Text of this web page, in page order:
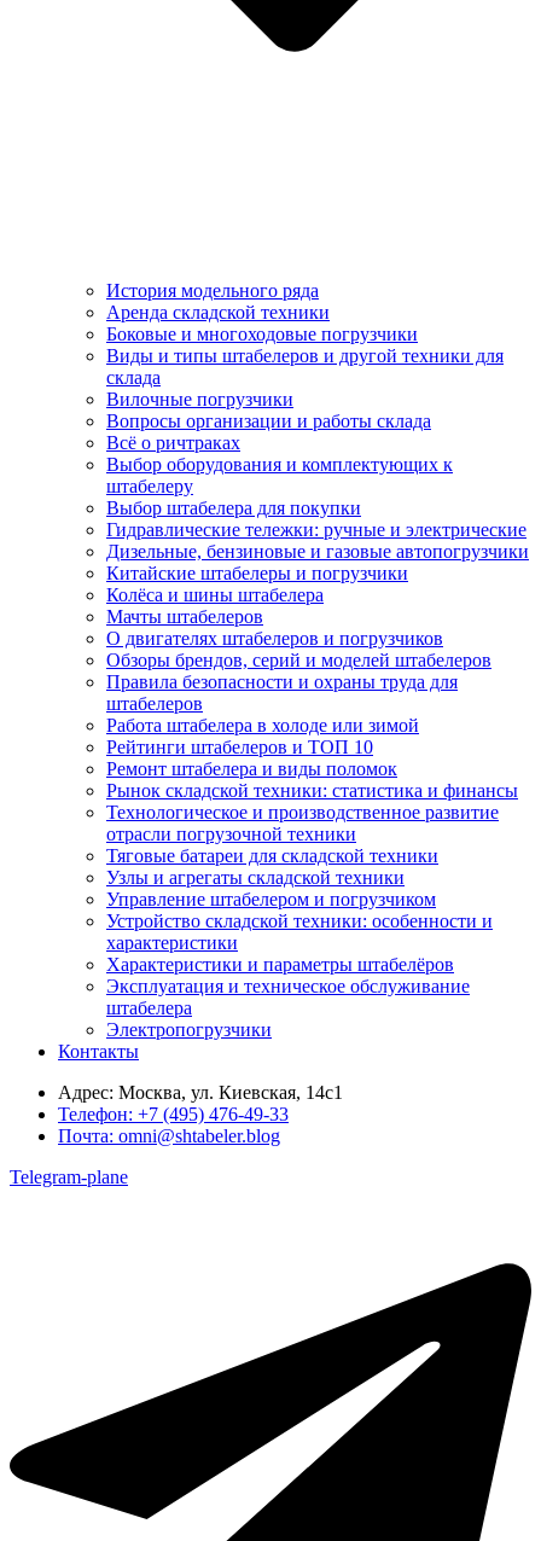
История модельного ряда
Аренда складской техники
Боковые и многоходовые погрузчики
Виды и типы штабелеров и другой техники для
склада
Вилочные погрузчики
Вопросы организации и работы склада
Всё о ричтраках
Выбор оборудования и комплектующих к
штабелеру
Выбор штабелера для покупки
Гидравлические тележки: ручные и электрические
Дизельные, бензиновые и газовые автопогрузчики
Китайские штабелеры и погрузчики
Колёса и шины штабелера
Мачты штабелеров
О двигателях штабелеров и погрузчиков
Обзоры брендов, серий и моделей штабелеров
Правила безопасности и охраны труда для
штабелеров
Работа штабелера в холоде или зимой
Рейтинги штабелеров и ТОП 10
Ремонт штабелера и виды поломок
Рынок складской техники: статистика и финансы
Технологическое и производственное развитие
отрасли погрузочной техники
Тяговые батареи для складской техники
Узлы и агрегаты складской техники
Управление штабелером и погрузчиком
Устройство складской техники: особенности и
характеристики
Характеристики и параметры штабелёров
Эксплуатация и техническое обслуживание
штабелера
Электропогрузчики
Контакты
Адрес: Москва, ул. Киевская, 14с1
Телефон: +7 (495) 476-49-33
Почта: omni@shtabeler.blog
Telegram-plane